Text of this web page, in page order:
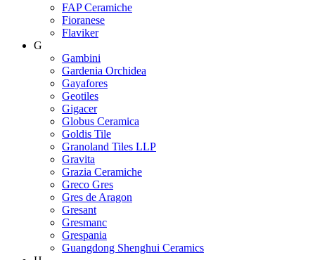
FAP Ceramiche
Fioranese
Flaviker
G
Gambini
Gardenia Orchidea
Gayafores
Geotiles
Gigacer
Globus Ceramica
Goldis Tile
Granoland Tiles LLP
Gravita
Grazia Ceramiche
Greco Gres
Gres de Aragon
Gresant
Gresmanc
Grespania
Guangdong Shenghui Ceramics